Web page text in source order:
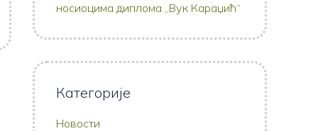
носиоцима диплома „Вук Караџић“
Категорије
Новости